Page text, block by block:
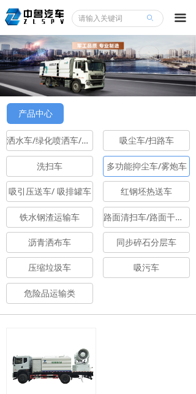
ꄙ 끀
产品中心
洒水车/绿化喷洒车/清洗车 吸尘车/扫路车
洗扫车 多功能抑尘车/雾炮车
吸引压送车/ 吸排罐车
铁水钢渣运输车
红钢坯热送车
路面清扫车/路面干洗车
沥青洒布车
压缩垃圾车
危险品运输类
同步碎石分层车
吸污车